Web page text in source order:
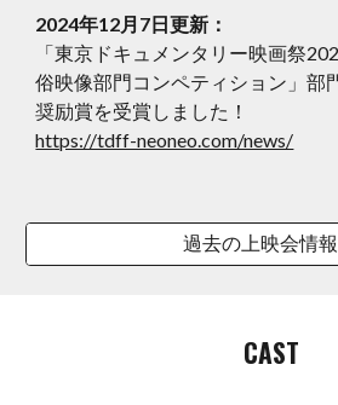
2024年12月7日更新：
「東京ドキュメンタリー映画祭
俗映像部門コンペティション」部
奨励賞を受賞しました！
https://tdff-neoneo.com/news/
過去の上映会情報
CAST